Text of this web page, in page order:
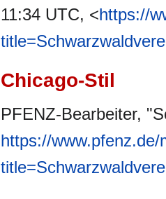
11:34 UTC, <https://
Chicago-Stil
PFENZ-Bearbeiter,
https://